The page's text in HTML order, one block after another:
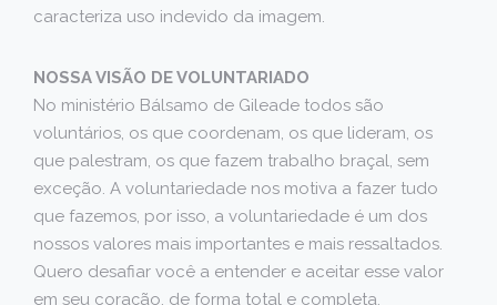
caracteriza uso indevido da imagem.
NOSSA VISÃO DE VOLUNTARIADO
No ministério Bálsamo de Gileade todos são
voluntários, os que coordenam, os que lideram, os
que palestram, os que fazem trabalho braçal, sem
exceção. A voluntariedade nos motiva a fazer tudo
que fazemos, por isso, a voluntariedade é um dos
nossos valores mais importantes e mais ressaltados.
Quero desafiar você a entender e aceitar esse valor
em seu coração, de forma total e completa.